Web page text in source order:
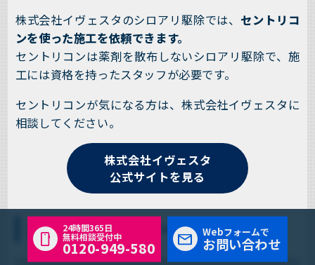
株式会社イヴェスタのシロアリ駆除では、 セントリコ
ンを使った施工を依頼できます。
セントリコンは薬剤を散布しないシロアリ駆除で、施
工には資格を持ったスタッフが必要です。
セントリコンが気になる方は、株式会社イヴェスタに
相談してください。
株式会社イヴェスタ
公式サイトを見る
ニューロンサニター株式会社
24時間365日
無料相談受付中
0120-949-580
Webフォームで
お問い合わせ